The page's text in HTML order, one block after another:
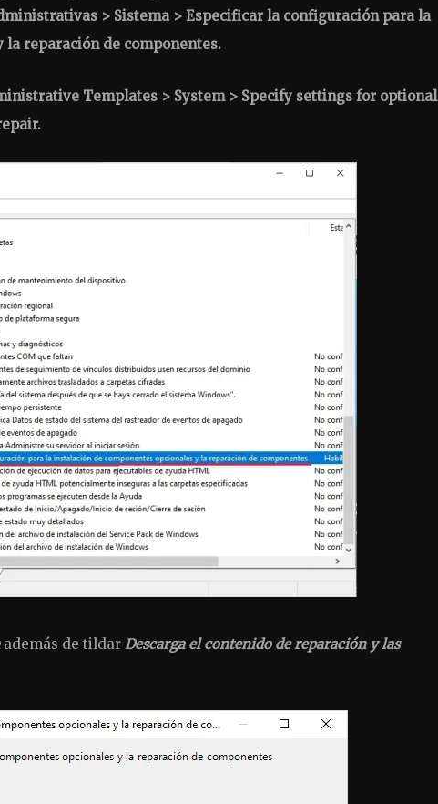
> Sistema > Especificar la configuración para la
reparación de componentes.
Templates > System > Specify settings for optional
además de tildar Descarga el contenido de reparación y las